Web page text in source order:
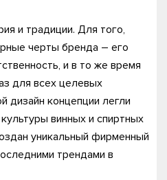
и традиции. Для того,
черты бренда – его
и в то же время
для всех целевых
дизайн концепции легли
винных и спиртных
уникальный фирменный
трендами в